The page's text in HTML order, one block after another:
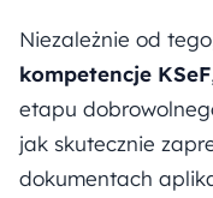
Niezależnie od
kompetencje KSeF
etapu
jak skutecznie
dokumentach